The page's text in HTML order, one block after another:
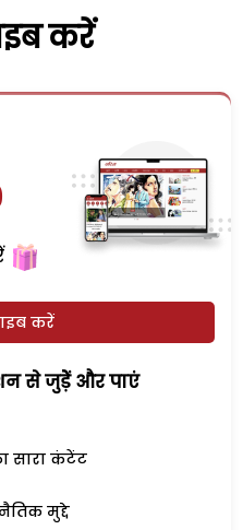
करें
करें
से जुड़ेें और पाएं
सारा कंटेंट
मुद्दे